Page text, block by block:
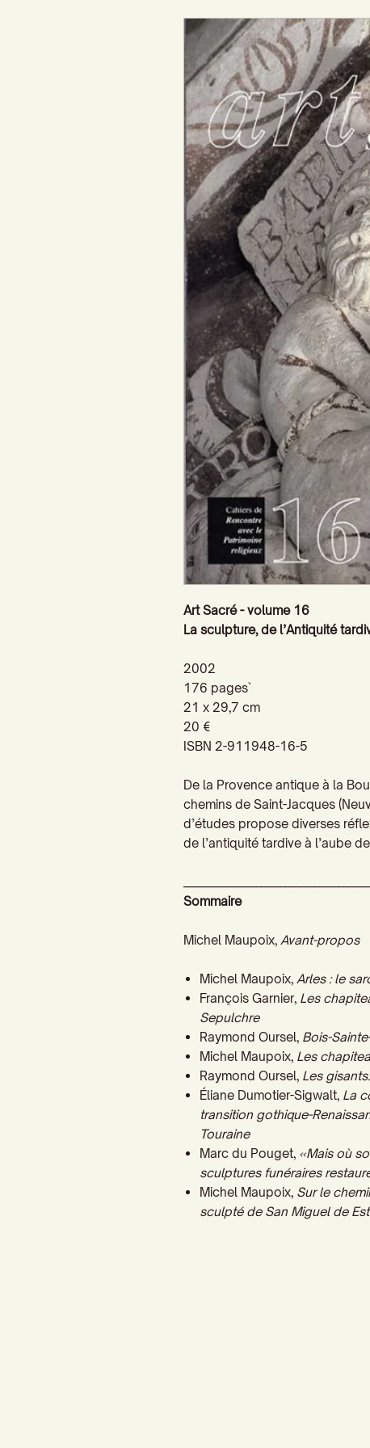
Art Sacré - volume 16
La sculpture, de l’Antiquité
2002
176 pages`
21 x 29,7 cm
20 €
ISBN 2-911948-16-5
De la Provence antique à la
chemins de Saint-Jacques
d’études propose diverses
de l’antiquité tardive à l’aube
Sommaire
Michel Maupoix, Avant-propos
Michel Maupoix, Arles : le
François Garnier, Les
Sepulchre
Raymond Oursel, Bois-
Michel Maupoix, Les
Raymond Oursel, Les
Éliane Dumotier-Sigwalt, La
transition gothique-
Touraine
Marc du Pouget, «Mais où
sculptures funéraires
Michel Maupoix, Sur le
sculpté de San Miguel de